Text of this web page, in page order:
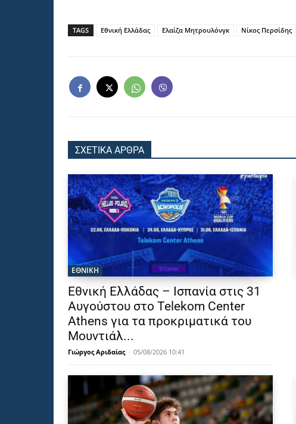
TAGS Εθνική Ελλάδας Ελαίζα Μητρουλόνγκ Νίκος Περσίδης
ΣΧΕΤΙΚΑ ΑΡΘΡΑ
ΕΘΝΙΚΉ
Εθνική Ελλάδας – Ισπανία στις 31
Αυγούστου στο Telekom Center
Athens για τα προκριματικά του
Μουντιάλ...
Γιώργος Αριδαίας - 05/08/2026 10:41